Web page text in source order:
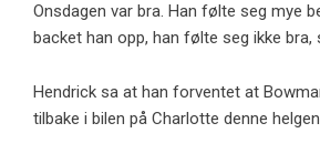
Onsdagen var bra. Han følte seg mye
backet han opp, han følte seg ikke bra,
Hendrick sa at han forventet at
tilbake i bilen på Charlotte denne